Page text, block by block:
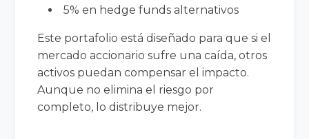
5% en hedge funds alternativos
Este portafolio está diseñado para que si el
mercado accionario sufre una caída, otros
activos puedan compensar el impacto.
Aunque no elimina el riesgo por
completo, lo distribuye mejor.